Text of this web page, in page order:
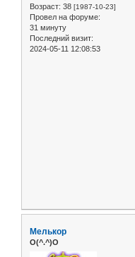
Возраст: 38 [1987-10-23]
Провел на форуме:
31 минуту
Последний визит:
2024-05-11 12:08:53
Мелькор
O(^.^)O